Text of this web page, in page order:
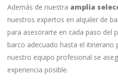
Además de nuestra amplia
nuestros expertos en alquiler de
para asesorarte en cada paso del
barco adecuado hasta el itinerario
nuestro equipo profesional se
experiencia posible.